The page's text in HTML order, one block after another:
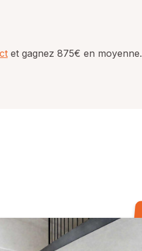
et gagnez 875€ en moyenne.